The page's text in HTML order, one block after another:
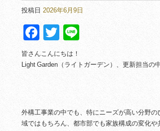
投稿日 2026年6月9日
Facebook
Twitter
皆さんこんにちは！
Light Garden（ライトガーデン）、更新担当の
外構工事業の中でも、特にニーズが高い分野
域ではもちろん、都市部でも家族構成の変化